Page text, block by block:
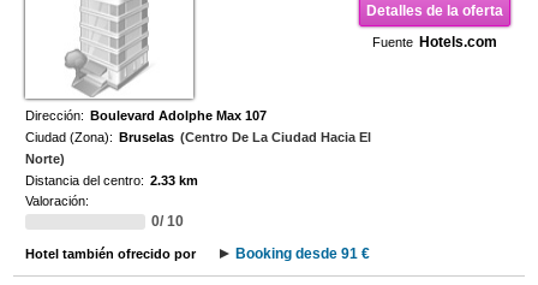
Detalles de la oferta
Fuente Hotels.com
Dirección: Boulevard Adolphe Max 107
Ciudad (Zona): Bruselas (Centro De La Ciudad Hacia El
Norte)
Distancia del centro: 2.33 km
Valoración:
0/ 10
Hotel también ofrecido por Booking desde 91 €